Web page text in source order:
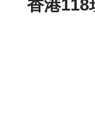
香港118